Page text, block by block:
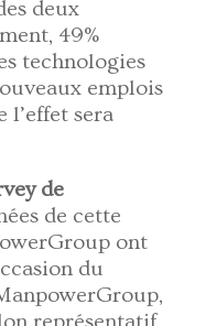
deux
49%
technologies
emplois
l’effet sera
de
de cette
ont
du